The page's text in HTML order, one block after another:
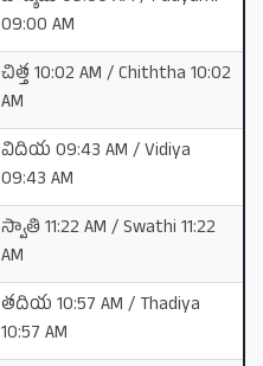
09:00 AM
చిత్త 10:02 AM / Chiththa 10:02
AM
విదియ 09:43 AM / Vidiya
09:43 AM
స్వాతి 11:22 AM / Swathi 11:22
AM
తదియ 10:57 AM / Thadiya
10:57 AM